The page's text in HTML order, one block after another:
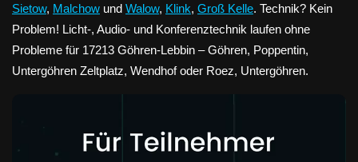
Sietow, Malchow und Walow, Klink, Groß Kelle. Technik? Kein
Problem! Licht-, Audio- und Konferenztechnik laufen ohne
Probleme für 17213 Göhren-Lebbin – Göhren, Poppentin,
Untergöhren Zeltplatz, Wendhof oder Roez, Untergöhren.